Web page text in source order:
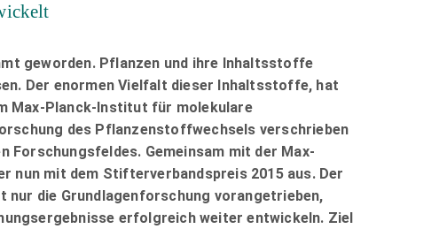
geworden. Pflanzen und ihre Inhaltsstoffe
Der enormen Vielfalt dieser Inhaltsstoffe, hat
Max-Planck-Institut für molekulare
des Pflanzenstoffwechsels verschrieben
Forschungsfeldes. Gemeinsam mit der Max-
nun mit dem Stifterverbandspreis 2015 aus. Der
die Grundlagenforschung vorangetrieben,
erfolgreich weiter entwickeln. Ziel